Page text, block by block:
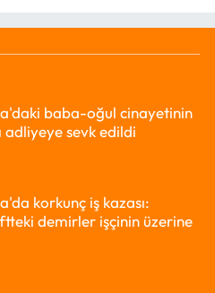
baba-oğul cinayetinin
adliyeye sevk edildi
korkunç iş kazası:
demirler işçinin üzerine